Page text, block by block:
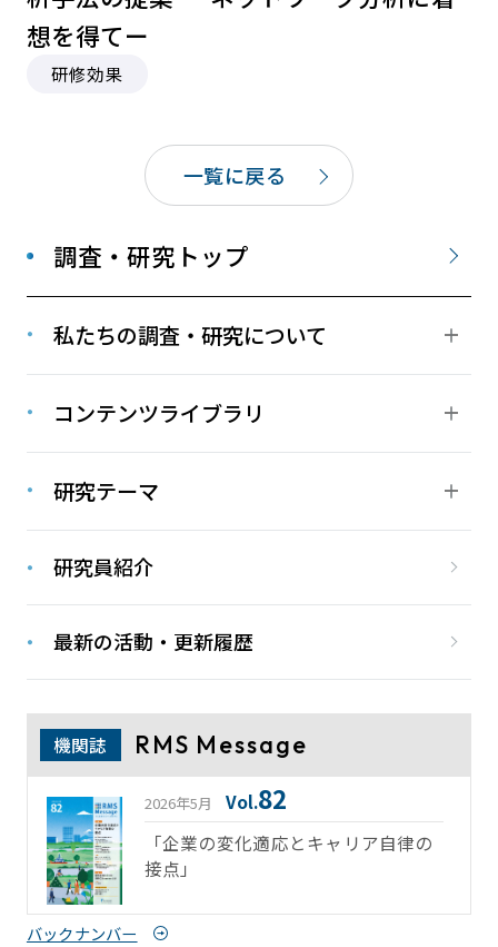
調査・研究トップ
私たちの調査・研究について
コンテンツライブラリ
研究テーマ
研究員紹介
最新の活動・更新履歴
機関誌 RMS Message
「企業の変化適応とキャリア自律の
接点」
2026年5月 Vol.82
バックナンバー
想を得てー
研修効果
一覧に戻る